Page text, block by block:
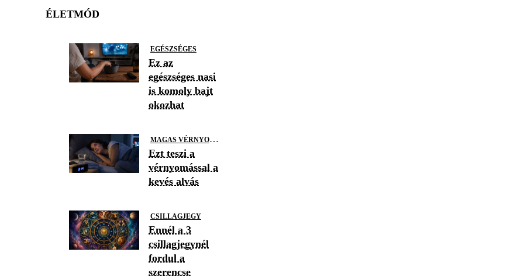
ÉLETMÓD
EGÉSZSÉGES
Ez az
egészséges nasi
is komoly bajt
okozhat
M
AGAS VÉRNYOMÁS
Ezt teszi a
vérnyomással a
kevés alvás
CSILLAGJEGY
Ennél a 3
csillagjegynél
fordul a
szerencse